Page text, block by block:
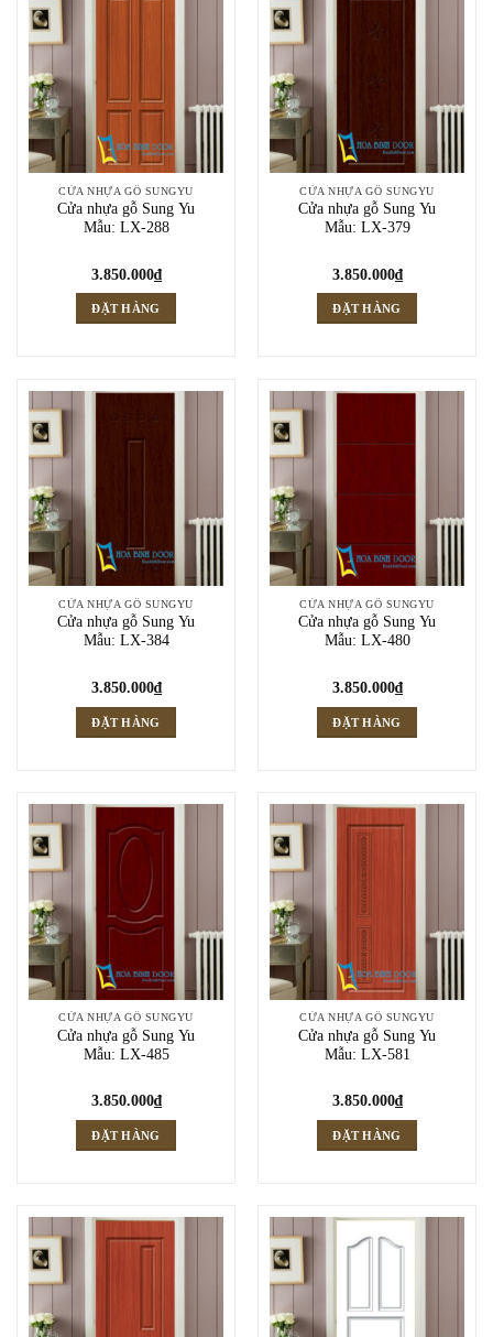
CỬA NHỰA GỖ SUNGYU
Cửa nhựa gỗ Sung Yu
Mẫu: LX-288
3.850.000₫
ĐẶT HÀNG
CỬA NHỰA GỖ SUNGYU
Cửa nhựa gỗ Sung Yu
Mẫu: LX-379
3.850.000₫
ĐẶT HÀNG
CỬA NHỰA GỖ SUNGYU
Cửa nhựa gỗ Sung Yu
Mẫu: LX-384
3.850.000₫
ĐẶT HÀNG
CỬA NHỰA GỖ SUNGYU
Cửa nhựa gỗ Sung Yu
Mẫu: LX-480
3.850.000₫
ĐẶT HÀNG
CỬA NHỰA GỖ SUNGYU
Cửa nhựa gỗ Sung Yu
Mẫu: LX-485
3.850.000₫
ĐẶT HÀNG
CỬA NHỰA GỖ SUNGYU
Cửa nhựa gỗ Sung Yu
Mẫu: LX-581
3.850.000₫
ĐẶT HÀNG